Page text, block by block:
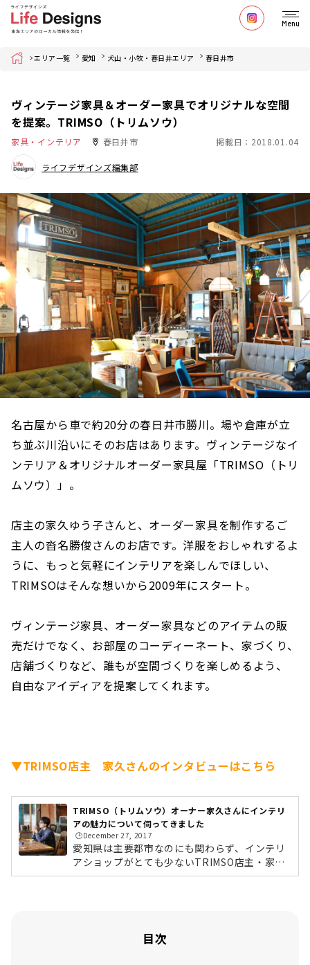
Menu
Home エリア一覧 愛知 犬山・小牧・春日井エリア 春日井市
ヴィンテージ家具＆オーダー家具でオリジナルな空間
を提案。TRIMSO（トリムソウ）
家具・インテリア 春日井市 掲載日：2018.01.04
ライフデザインズ編集部
名古屋から車で約20分の春日井市勝川。場や倉庫が立
ち並ぶ川沿いにそのお店はあります。ヴィンテージなイ
ンテリア＆オリジナルオーダー家具屋「TRIMSO（トリ
ムソウ）」。
店主の家久ゆう子さんと、オーダー家具を制作するご
主人の沓名勝俊さんのお店です。洋服をおしゃれするよ
うに、もっと気軽にインテリアを楽しんでほしい、
TRIMSOはそんな想いから2009年にスタート。
ヴィンテージ家具、オーダー家具などのアイテムの販
売だけでなく、お部屋のコーディーネート、家づくり、
店舗づくりなど、誰もが空間づくりを楽しめるよう、
自由なアイディアを提案してくれます。
▼TRIMSO店主 家久さんのインタビューはこちら
TRIMSO（トリムソウ）オーナー家久さんにインテリ
アの魅力について伺ってきました
🕒️December 27, 2017
愛知県は主要都市なのにも関わらず、インテリ
アショップがとても少ないTRIMSO店主・家久
ゆう子さん広島県出身の家久さん。東京のイン
就職先を探すのは難しいですし、主人が家具を
つくることができたので、自分の職場をつくる
目次